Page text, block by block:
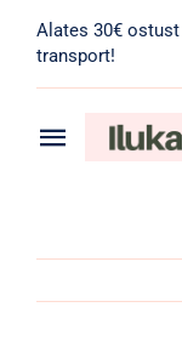
content
Alates 30€
transport!
for:
Toggle